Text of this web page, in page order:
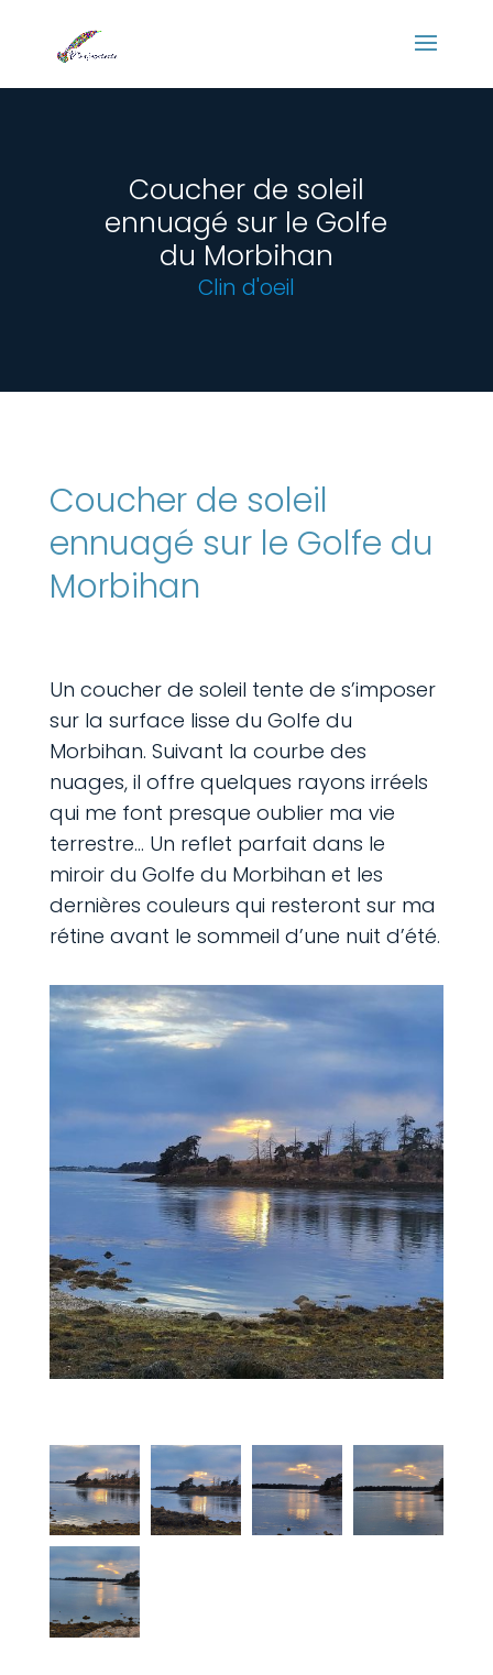
Coucher de soleil
ennuagé sur le Golfe
du Morbihan
Clin d'oeil
Coucher de soleil
ennuagé sur le Golfe du
Morbihan
Un coucher de soleil tente de s’imposer
sur la surface lisse du Golfe du
Morbihan. Suivant la courbe des
nuages, il offre quelques rayons irréels
qui me font presque oublier ma vie
terrestre… Un reflet parfait dans le
miroir du Golfe du Morbihan et les
dernières couleurs qui resteront sur ma
rétine avant le sommeil d’une nuit d’été.